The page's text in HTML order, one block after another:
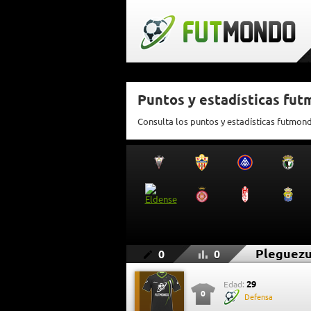
Puntos y estadísticas
Consulta los puntos y estadísticas
0 0
0
Edad: 29
Defensa